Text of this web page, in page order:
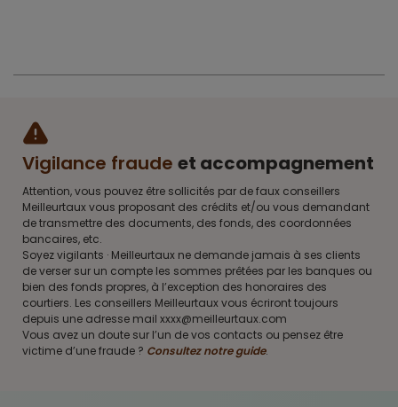
Vigilance fraude et accompagnement
Attention, vous pouvez être sollicités par de faux conseillers
Meilleurtaux vous proposant des crédits et/ou vous demandant
de transmettre des documents, des fonds, des coordonnées
bancaires, etc.
Soyez vigilants · Meilleurtaux ne demande jamais à ses clients
de verser sur un compte les sommes prêtées par les banques ou
bien des fonds propres, à l’exception des honoraires des
courtiers. Les conseillers Meilleurtaux vous écriront toujours
depuis une adresse mail xxxx@meilleurtaux.com
Vous avez un doute sur l’un de vos contacts ou pensez être
victime d’une fraude ? Consultez notre guide.